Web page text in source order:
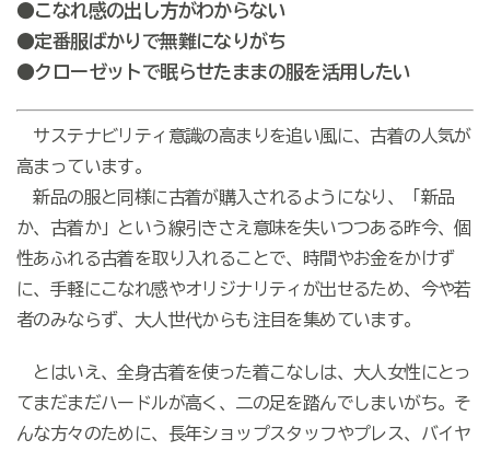
●こなれ感の出し方がわからない
●定番服ばかりで無難になりがち
●クローゼットで眠らせたままの服を活用したい
サステナビリティ意識の高まりを追い風に、古着の人気が
高まっています。
新品の服と同様に古着が購入されるようになり、「新品
か、古着か」という線引きさえ意味を失いつつある昨今、個
性あふれる古着を取り入れることで、時間やお金をかけず
に、手軽にこなれ感やオリジナリティが出せるため、今や若
者のみならず、大人世代からも注目を集めています。
とはいえ、全身古着を使った着こなしは、大人女性にとっ
てまだまだハードルが高く、二の足を踏んでしまいがち。そ
んな方々のために、長年ショップスタッフやプレス、バイヤ